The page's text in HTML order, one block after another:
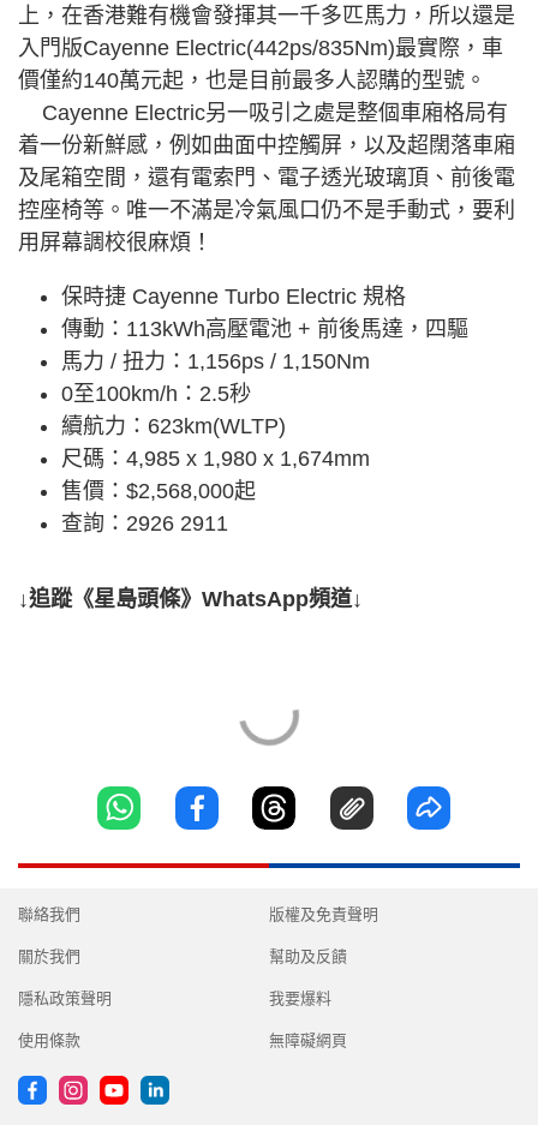
上，在香港難有機會發揮其一千多匹馬力，所以還是
入門版Cayenne Electric(442ps/835Nm)最實際，車
價僅約140萬元起，也是目前最多人認購的型號。
Cayenne Electric另一吸引之處是整個車廂格局有
着一份新鮮感，例如曲面中控觸屏，以及超闊落車廂
及尾箱空間，還有電索門、電子透光玻璃頂、前後電
控座椅等。唯一不滿是冷氣風口仍不是手動式，要利
用屏幕調校很麻煩！
保時捷 Cayenne Turbo Electric 規格
傳動：113kWh高壓電池 + 前後馬達，四驅
馬力 / 扭力：1,156ps / 1,150Nm
0至100km/h：2.5秒
續航力：623km(WLTP)
尺碼：4,985 x 1,980 x 1,674mm
售價：$2,568,000起
查詢：2926 2911
↓追蹤《星島頭條》WhatsApp頻道↓
聯絡我們
關於我們
隱私政策聲明
使用條款
版權及免責聲明
幫助及反饋
我要爆料
無障礙網頁